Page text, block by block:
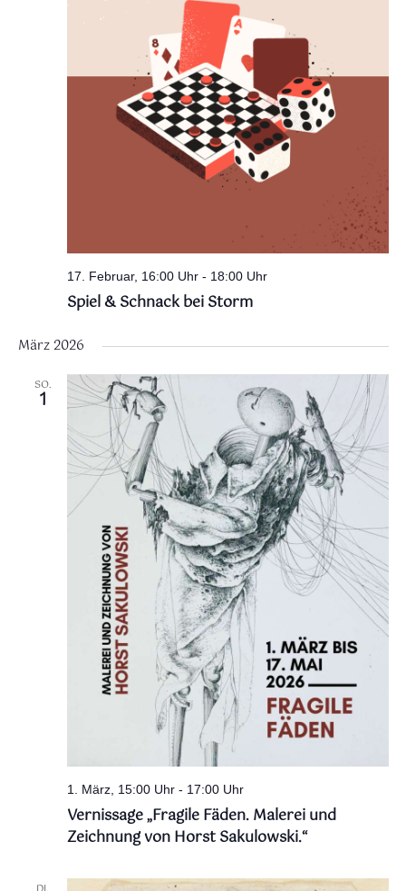
17. Februar, 16:00 Uhr- 18:00 Uhr
Spiel & Schnack bei Storm
März 2026
SO.
1
1. März, 15:00 Uhr- 17:00 Uhr
Vernissage „Fragile Fäden. Malerei und
Zeichnung von Horst Sakulowski.“